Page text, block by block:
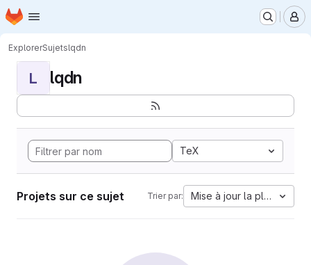
Passer au contenu principal
Page d'accueil
ExplorerSujetslqdn
L lqdn
TeX
Projets sur ce sujet Trier par: Mise à jour la plus